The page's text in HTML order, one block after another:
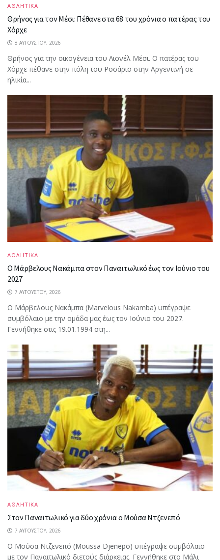
ΑΘΛΗΤΙΚΑ
Θρήνος για τον Μέσι: Πέθανε στα 68 του χρόνια ο πατέρας του
Χόρχε
8 ΑΥΓΟΎΣΤΟΥ, 2026
Θρήνος για την οικογένεια του Λιονέλ Μέσι. Ο πατέρας του
Χόρχε πέθανε στην πόλη του Ροσάριο στην Αργεντινή σε
ηλικία...
ΑΘΛΗΤΙΚΑ
Ο Μάρβελους Nακάμπα στον Παναιτωλικό έως τον Ιούνιο του
2027
7 ΑΥΓΟΎΣΤΟΥ, 2026
Ο Μάρβελους Nακάμπα (Marvelous Nakamba) υπέγραψε
συμβόλαιο με την ομάδα μας έως τον Ιούνιο του 2027.
Γεννήθηκε στις 19.01.1994 στη...
ΑΘΛΗΤΙΚΑ
Στον Παναιτωλικό για δύο χρόνια ο Μούσα Ντζενεπό
7 ΑΥΓΟΎΣΤΟΥ, 2026
Ο Μούσα Ντζενεπό (Moussa Djenepo) υπέγραψε συμβόλαιο
με τον Παναιτωλικό διετούς διάρκειας. Γεννήθηκε στο Μάλι